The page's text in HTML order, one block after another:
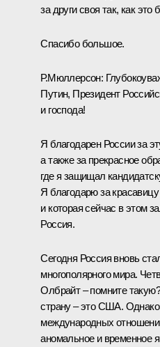
за други своя так, как
Спасибо большое.
Р.Мюллерсон:
Путин, Президент
и господа!
Я благодарен России за
а также за прекрасное
где я защищал
Я благодарю за
и которая сейчас в этом
Россия.
Сегодня Россия вновь
многополярного мира.
Олбрайт ‒ помните
страну ‒ это США. Однако
международных
аномальное и временное